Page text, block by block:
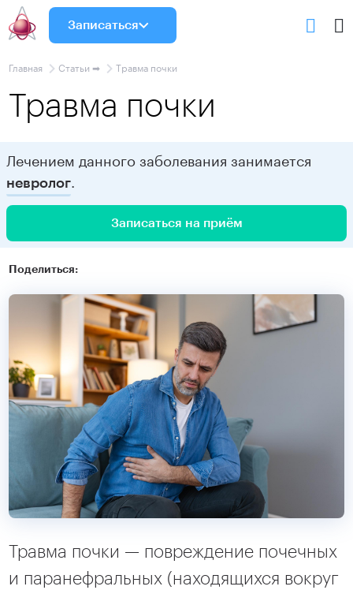
Записаться
Главная Статьи ➡ Травма почки
Травма почки
Лечением данного заболевания занимается
невролог.
Записаться на приём
Поделиться:
Травма почки — повреждение почечных
и паранефральных (находящихся вокруг